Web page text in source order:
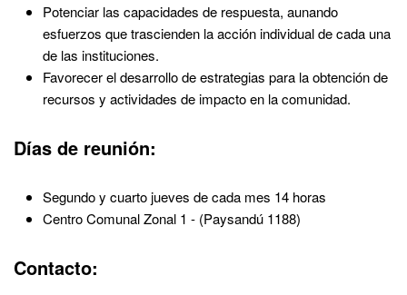
Potenciar las capacidades de respuesta, aunando
esfuerzos que trascienden la acción individual de cada una
de las instituciones.
Favorecer el desarrollo de estrategias para la obtención de
recursos y actividades de impacto en la comunidad.
Días de reunión:
Segundo y cuarto jueves de cada mes 14 horas
Centro Comunal Zonal 1 - (Paysandú 1188)
Contacto: